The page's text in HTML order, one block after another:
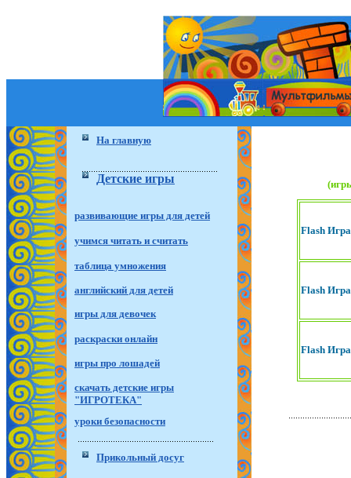
На главную
Детские игры
развивающие игры для детей
учимся читать и считать
таблица умножения
английский для детей
игры для девочек
раскраски онлайн
игры про лошадей
скачать детские игры
"ИГРОТЕКА"
уроки безопасности
Прикольный досуг
Flash
Flash
Flash